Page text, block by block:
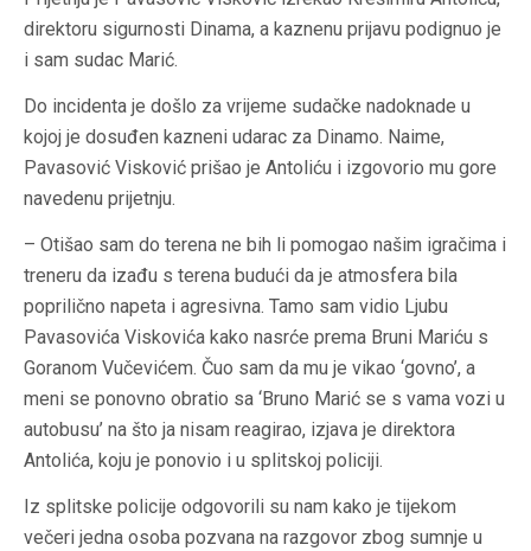
direktoru sigurnosti Dinama, a kaznenu prijavu podignuo je
i sam sudac Marić.
Do incidenta je došlo za vrijeme sudačke nadoknade u
kojoj je dosuđen kazneni udarac za Dinamo. Naime,
Pavasović Visković prišao je Antoliću i izgovorio mu gore
navedenu prijetnju.
– Otišao sam do terena ne bih li pomogao našim igračima i
treneru da izađu s terena budući da je atmosfera bila
poprilično napeta i agresivna. Tamo sam vidio Ljubu
Pavasovića Viskovića kako nasrće prema Bruni Mariću s
Goranom Vučevićem. Čuo sam da mu je vikao ‘govno’, a
meni se ponovno obratio sa ‘Bruno Marić se s vama vozi u
autobusu’ na što ja nisam reagirao, izjava je direktora
Antolića, koju je ponovio i u splitskoj policiji.
Iz splitske policije odgovorili su nam kako je tijekom
večeri jedna osoba pozvana na razgovor zbog sumnje u